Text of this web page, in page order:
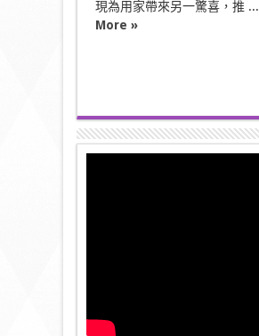
現為用家帶來另一驚喜，推 ...
More »